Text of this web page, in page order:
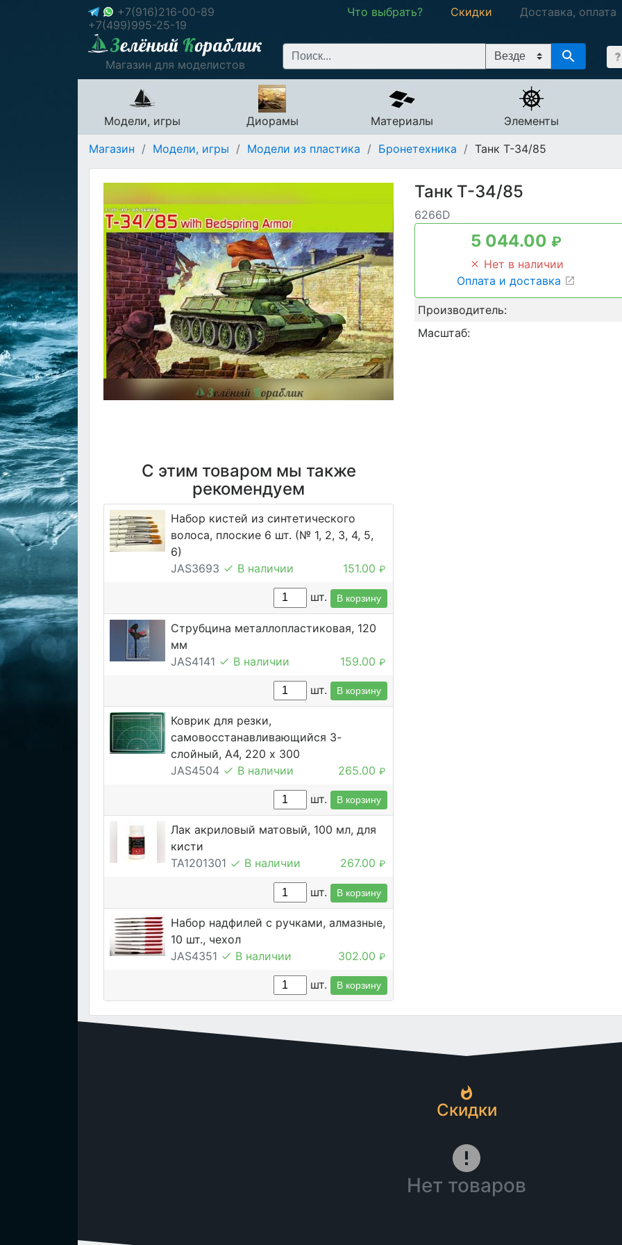
+7(916)216-00-89
+7(499)995-25-19
Что выбрать? Скидки Доставка, оплата
Магазин для моделистов
Модели, игры Диорамы Материалы
Элементы
Магазин / Модели, игры / Модели из пластика / Бронетехника / Танк Т-34/85
Танк Т-34/85
6266D
5 044.00 ₽
Нет в наличии
Оплата и доставка
Производитель:
Масштаб:
С этим товаром мы также
рекомендуем
Набор кистей из синтетического
волоса, плоские 6 шт. (№ 1, 2, 3, 4, 5,
6)
JAS3693
В наличии 151.00₽
шт. В корзину
Струбцина металлопластиковая, 120
мм
JAS4141
В наличии 159.00₽
шт. В корзину
Коврик для резки,
самовосстанавливающийся 3-
слойный, А4, 220 х 300
JAS4504
В наличии 265.00₽
шт. В корзину
Лак акриловый матовый, 100 мл, для
кисти
TA1201301
В наличии 267.00₽
шт. В корзину
Набор надфилей с ручками, алмазные,
10 шт., чехол
JAS4351
В наличии 302.00₽
шт. В корзину
Скидки
Нет товаров